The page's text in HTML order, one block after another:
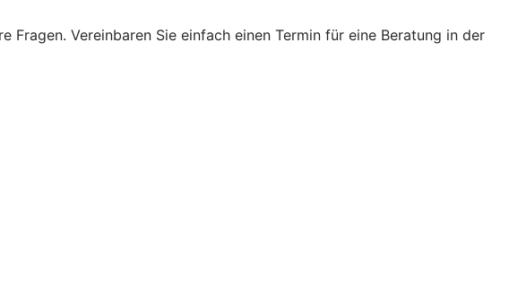
Vereinbaren Sie einfach einen Termin für eine Beratung in der